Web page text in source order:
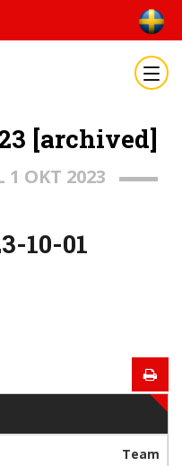
[archived]
1 OKT 2023
10-01
Team